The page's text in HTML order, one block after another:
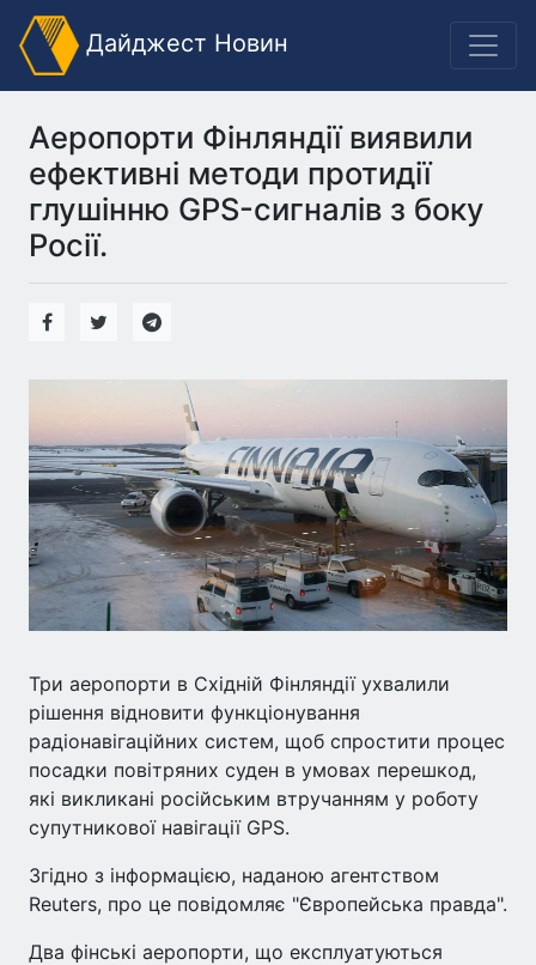
Дайджест Новин
Аеропорти Фінляндії виявили
ефективні методи протидії
глушінню GPS-сигналів з боку
Росії.
Три аеропорти в Східній Фінляндії ухвалили
рішення відновити функціонування
радіонавігаційних систем, щоб спростити процес
посадки повітряних суден в умовах перешкод,
які викликані російським втручанням у роботу
супутникової навігації GPS.
Згідно з інформацією, наданою агентством
Reuters, про це повідомляє "Європейська правда".
Два фінські аеропорти, що експлуатуються